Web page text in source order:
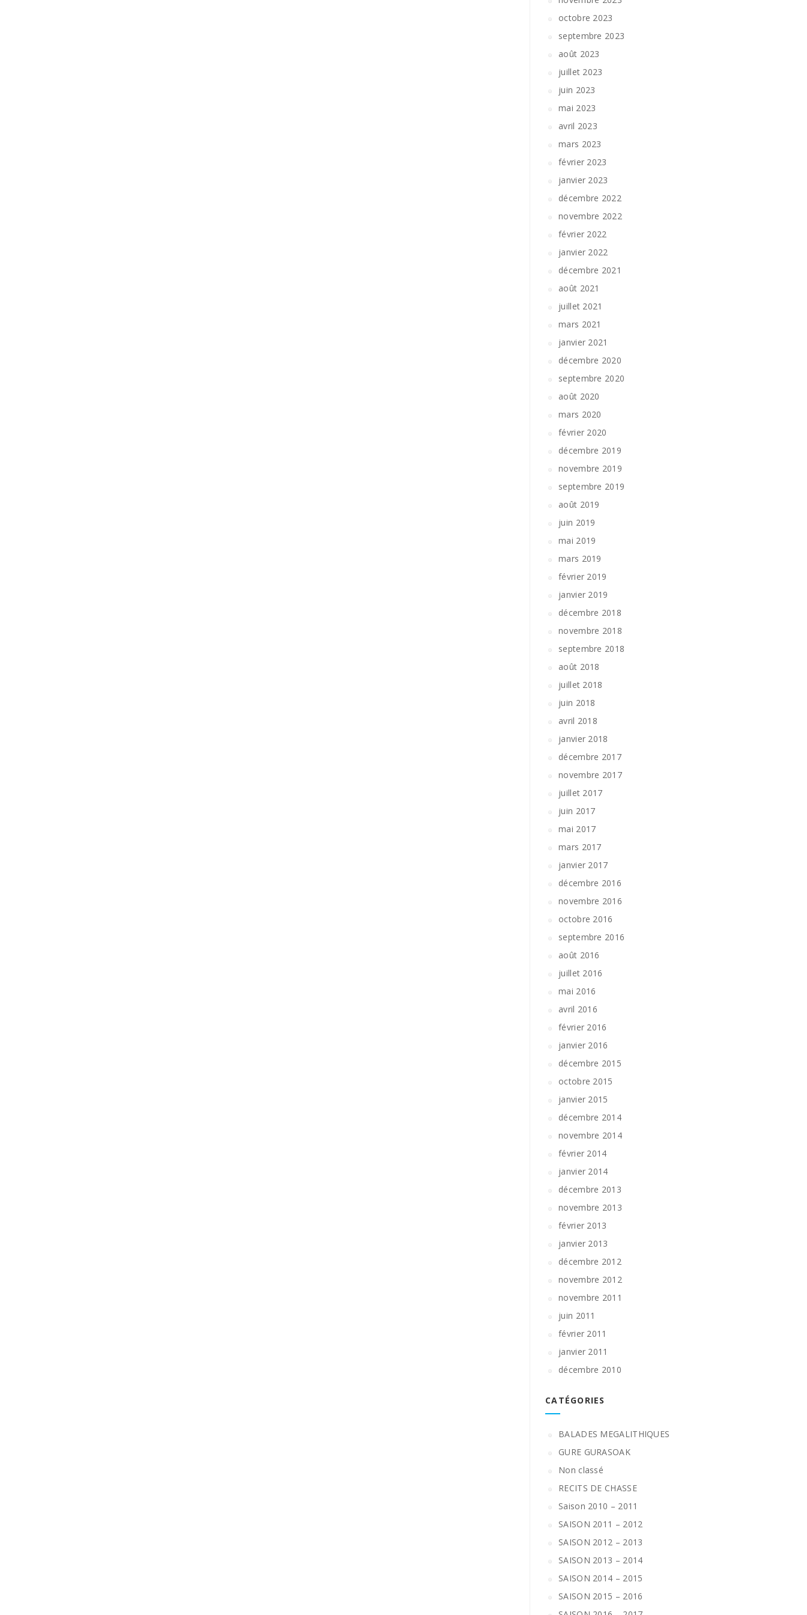
octobre 2023
septembre 2023
août 2023
juillet 2023
juin 2023
mai 2023
avril 2023
mars 2023
février 2023
janvier 2023
décembre 2022
novembre 2022
février 2022
janvier 2022
décembre 2021
août 2021
juillet 2021
mars 2021
janvier 2021
décembre 2020
septembre 2020
août 2020
mars 2020
février 2020
décembre 2019
novembre 2019
septembre 2019
août 2019
juin 2019
mai 2019
mars 2019
février 2019
janvier 2019
décembre 2018
novembre 2018
septembre 2018
août 2018
juillet 2018
juin 2018
avril 2018
janvier 2018
décembre 2017
novembre 2017
juillet 2017
juin 2017
mai 2017
mars 2017
janvier 2017
décembre 2016
novembre 2016
octobre 2016
septembre 2016
août 2016
juillet 2016
mai 2016
avril 2016
février 2016
janvier 2016
décembre 2015
octobre 2015
janvier 2015
décembre 2014
novembre 2014
février 2014
janvier 2014
décembre 2013
novembre 2013
février 2013
janvier 2013
décembre 2012
novembre 2012
novembre 2011
juin 2011
février 2011
janvier 2011
décembre 2010
CATÉGORIES
BALADES MEGALITHIQUES
GURE GURASOAK
Non classé
RECITS DE CHASSE
Saison 2010 – 2011
SAISON 2011 – 2012
SAISON 2012 – 2013
SAISON 2013 – 2014
SAISON 2014 – 2015
SAISON 2015 – 2016